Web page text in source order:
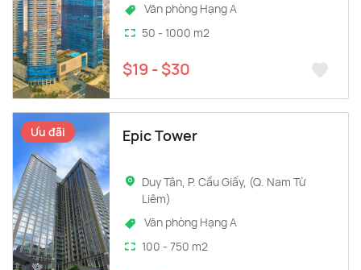
Văn phòng Hạng A
50 - 1000 m2
$19 - $30
Ưu đãi Epic Tower
Duy Tân, P. Cầu Giấy, (Q. Nam Từ
Liêm)
Văn phòng Hạng A
100 - 750 m2